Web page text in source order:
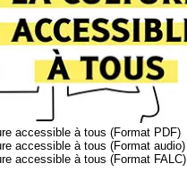
accessible à tous (Format PDF)
accessible à tous (Format audio)
accessible à tous (Format FALC)